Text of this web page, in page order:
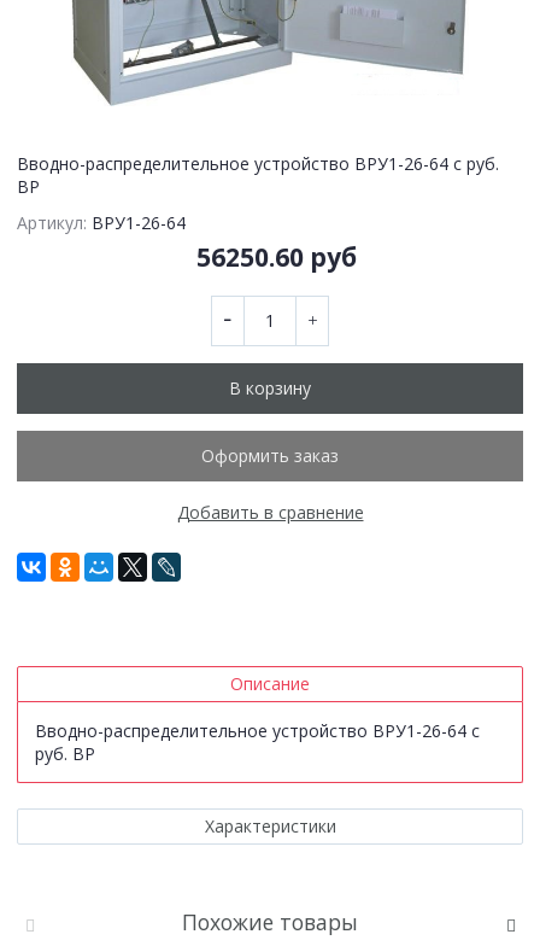
Вводно-распределительное устройство ВРУ1-26-64 с руб.
ВР
Артикул: ВРУ1-26-64
56250.60 руб
В корзину
Оформить заказ
Добавить в сравнение
Описание
Вводно-распределительное устройство ВРУ1-26-64 с
руб. ВР
Характеристики
Похожие товары